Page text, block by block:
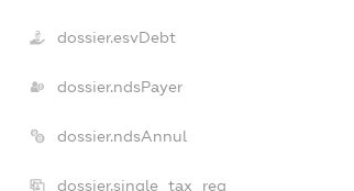
dossier.esvDebt
dossier.ndsPayer
dossier.ndsAnnul
dossier.single_tax_reg